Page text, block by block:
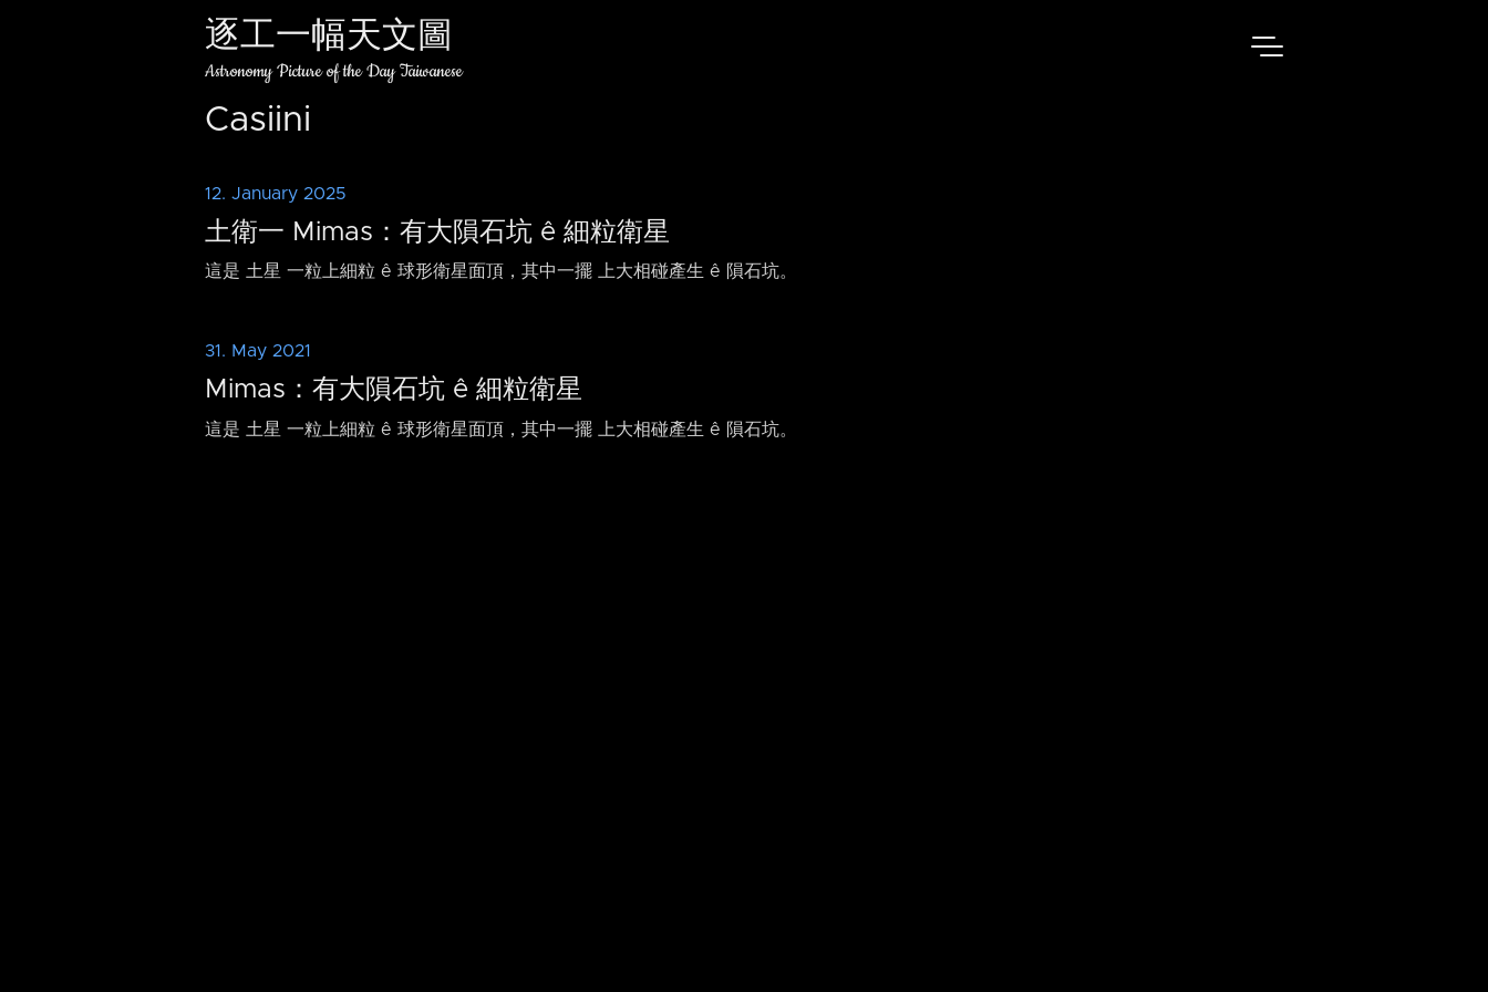
逐工一幅天文圖
Astronomy Picture of the Day Taiwanese
Casiini
12. January 2025
土衛一 Mimas：有大隕石坑 ê 細粒衛星
這是 土星 一粒上細粒 ê 球形衛星面頂，其中一擺 上大相碰產生 ê 隕石坑。
31. May 2021
Mimas：有大隕石坑 ê 細粒衛星
這是 土星 一粒上細粒 ê 球形衛星面頂，其中一擺 上大相碰產生 ê 隕石坑。